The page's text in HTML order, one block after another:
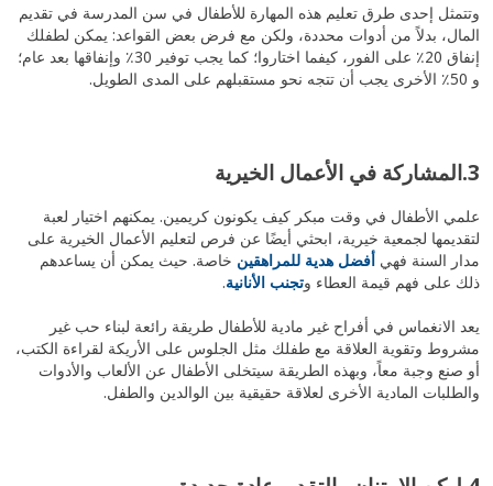
وتتمثل إحدى طرق تعليم هذه المهارة للأطفال في سن المدرسة في تقديم
المال، بدلاً من أدوات محددة، ولكن مع فرض بعض القواعد: يمكن لطفلك
إنفاق 20٪ على الفور، كيفما اختاروا؛ كما يجب توفير 30٪ وإنفاقها بعد عام؛
و 50٪ الأخرى يجب أن تتجه نحو مستقبلهم على المدى الطويل.
3.المشاركة في الأعمال الخيرية
علمي الأطفال في وقت مبكر كيف يكونون كريمين. يمكنهم اختيار لعبة
لتقديمها لجمعية خيرية، ابحثي أيضًا عن فرص لتعليم الأعمال الخيرية على
مدار السنة فهي أفضل هدية للمراهقين خاصة. حيث يمكن أن يساعدهم
ذلك على فهم قيمة العطاء وتجنب الأنانية.
يعد الانغماس في أفراح غير مادية للأطفال طريقة رائعة لبناء حب غير
مشروط وتقوية العلاقة مع طفلك مثل الجلوس على الأريكة لقراءة الكتب،
أو صنع وجبة معاً، وبهذه الطريقة سيتخلى الأطفال عن الألعاب والأدوات
والطلبات المادية الأخرى لعلاقة حقيقية بين الوالدين والطفل.